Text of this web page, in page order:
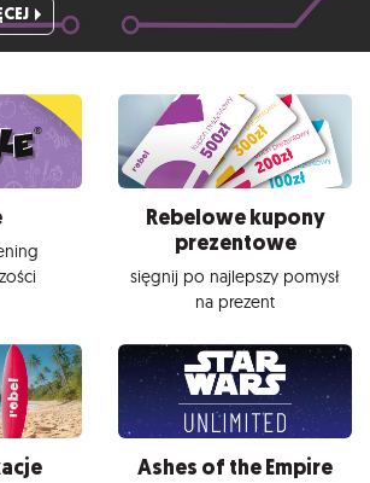
Rebelowe kupony
prezentowe
sięgnij po najlepszy pomysł
na prezent
Ashes of the Empire